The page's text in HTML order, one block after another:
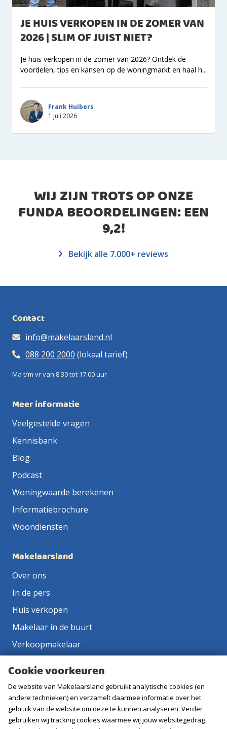
JE HUIS VERKOPEN IN DE ZOMER VAN
2026 | SLIM OF JUIST NIET?
Je huis verkopen in de zomer van 2026? Ontdek de
voordelen, tips en kansen op de woningmarkt en haal h...
Frank Huibers
1 juli 2026
WIJ ZIJN TROTS OP ONZE
FUNDA BEOORDELINGEN: EEN
9,2!
Bekijk alle 7.000+ reviews
Contact
info@makelaarsland.nl
088 200 2000 (lokaal tarief)
Ma t/m vr van 8.30 tot 17.00 uur
Meer informatie
Veelgestelde vragen
Kennisbank
Blog
Podcast
Woningwaarde berekenen
Informatiebrochure
Woondiensten
Makelaarsland
Over ons
In de pers
Huis verkopen
Makelaar in de buurt
Verkoopmakelaar
Vacatures
Cookie voorkeuren
De website van Makelaarsland gebruikt analytische cookies (en
andere technieken) en verzamelt daarmee informatie over het
gebruik van de website om deze te kunnen analyseren. Verder
gebruiken wij tracking cookies waarmee wij jouw websitegedrag